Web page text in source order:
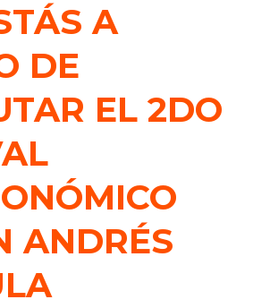
A
DE
EL 2DO
ANDRÉS